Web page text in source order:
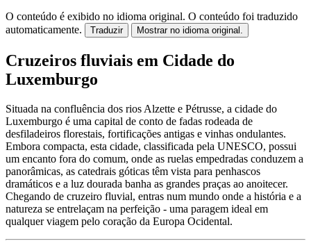
O conteúdo é exibido no idioma original. O conteúdo foi traduzido
automaticamente.
Traduzir Mostrar no idioma original.
Cruzeiros fluviais em Cidade do
Luxemburgo
Situada na confluência dos rios Alzette e Pétrusse, a cidade do
Luxemburgo é uma capital de conto de fadas rodeada de
desfiladeiros florestais, fortificações antigas e vinhas ondulantes.
Embora compacta, esta cidade, classificada pela UNESCO, possui
um encanto fora do comum, onde as ruelas empedradas conduzem a
panorâmicas, as catedrais góticas têm vista para penhascos
dramáticos e a luz dourada banha as grandes praças ao anoitecer.
Chegando de cruzeiro fluvial, entras num mundo onde a história e a
natureza se entrelaçam na perfeição - uma paragem ideal em
qualquer viagem pelo coração da Europa Ocidental.